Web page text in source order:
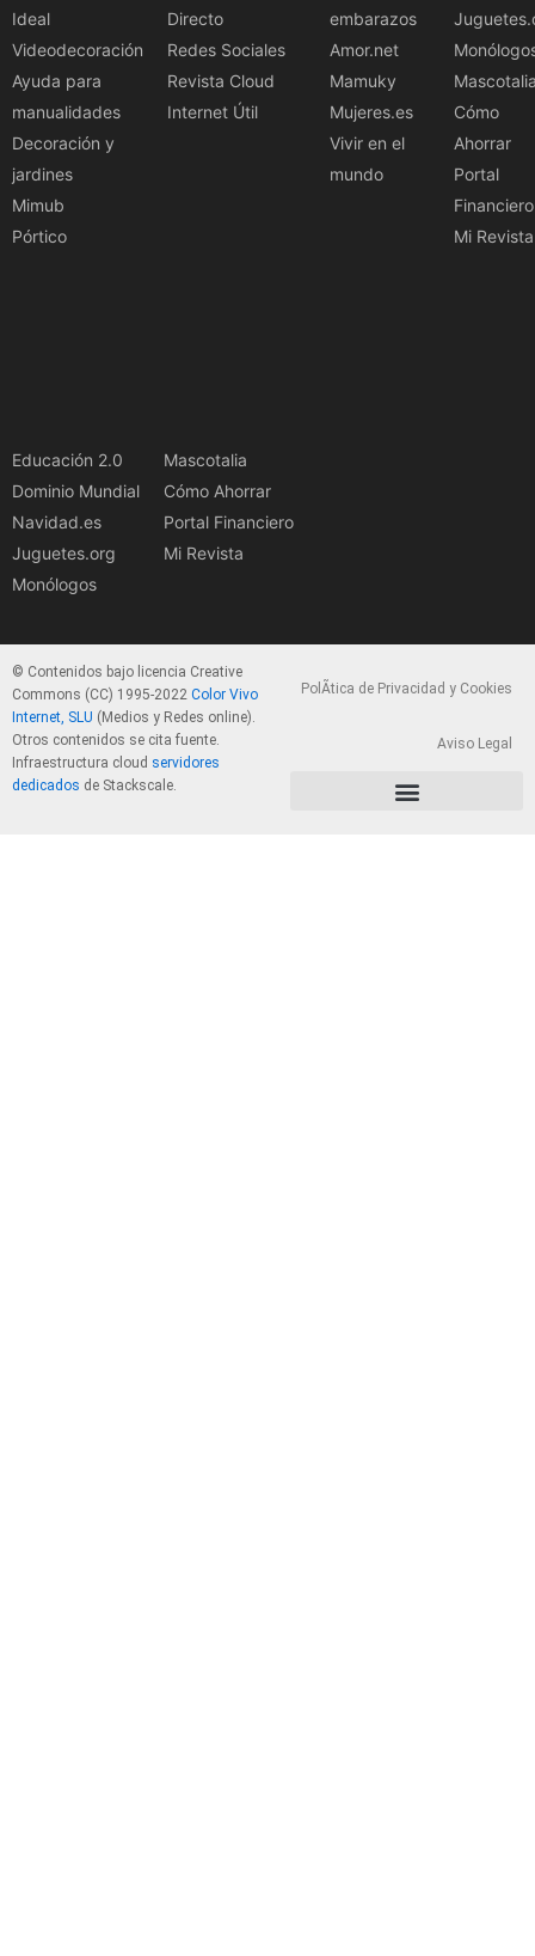
Ideal
Videodecoración
Ayuda para
manualidades
Decoración y
jardines
Mimub
Pórtico
Directo
Redes Sociales
Revista Cloud
Internet Útil
embarazos
Amor.net
Mamuky
Mujeres.es
Vivir en el
mundo
Cómo
Ahorrar
Portal
Financiero
Mi Revista
Educación 2.0
Dominio Mundial
Navidad.es
Juguetes.org
Monólogos
Mascotalia
Cómo Ahorrar
Portal Financiero
Mi Revista
© Contenidos bajo licencia Creative
Commons (CC) 1995-2022 Color Vivo
Internet, SLU (Medios y Redes online).
Otros contenidos se cita fuente.
Infraestructura cloud servidores
dedicados de Stackscale.
PolÃ­tica de Privacidad y Cookies
Aviso Legal